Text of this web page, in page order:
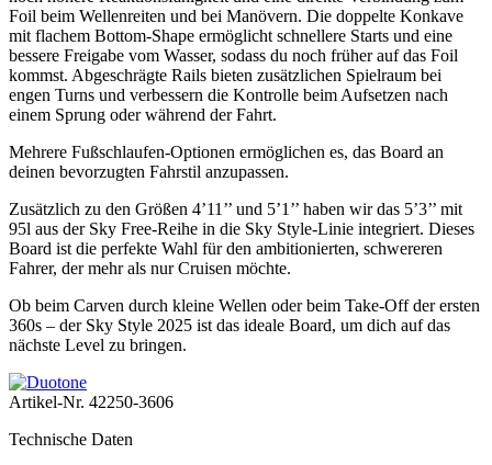
Foil beim Wellenreiten und bei Manövern. Die doppelte Konkave
mit flachem Bottom-Shape ermöglicht schnellere Starts und eine
bessere Freigabe vom Wasser, sodass du noch früher auf das Foil
kommst. Abgeschrägte Rails bieten zusätzlichen Spielraum bei
engen Turns und verbessern die Kontrolle beim Aufsetzen nach
einem Sprung oder während der Fahrt.
Mehrere Fußschlaufen-Optionen ermöglichen es, das Board an
deinen bevorzugten Fahrstil anzupassen.
Zusätzlich zu den Größen 4’11’’ und 5’1’’ haben wir das 5’3’’ mit
95l aus der Sky Free-Reihe in die Sky Style-Linie integriert. Dieses
Board ist die perfekte Wahl für den ambitionierten, schwereren
Fahrer, der mehr als nur Cruisen möchte.
Ob beim Carven durch kleine Wellen oder beim Take-Off der ersten
360s – der Sky Style 2025 ist das ideale Board, um dich auf das
nächste Level zu bringen.
Artikel-Nr. 42250-3606
Technische Daten